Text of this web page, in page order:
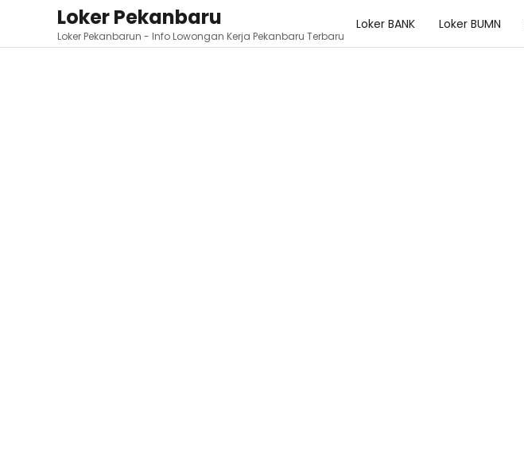
Loker Pekanbaru
Loker Pekanbarun - Info Lowongan Kerja Pekanbaru Terbaru
Loker BANK Loker BUMN